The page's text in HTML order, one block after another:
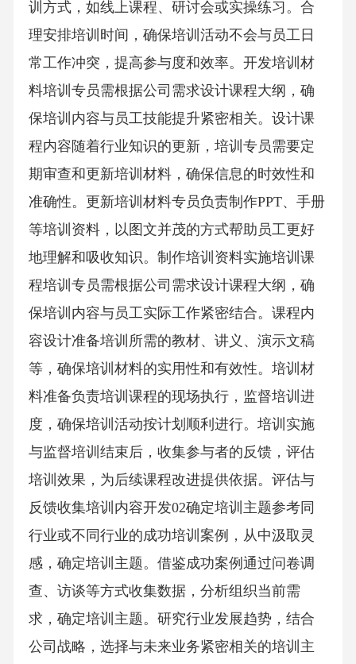
训方式，如线上课程、研讨会或实操练习。合
理安排培训时间，确保培训活动不会与员工日
常工作冲突，提高参与度和效率。开发培训材
料培训专员需根据公司需求设计课程大纲，确
保培训内容与员工技能提升紧密相关。设计课
程内容随着行业知识的更新，培训专员需要定
期审查和更新培训材料，确保信息的时效性和
准确性。更新培训材料专员负责制作PPT、手册
等培训资料，以图文并茂的方式帮助员工更好
地理解和吸收知识。制作培训资料实施培训课
程培训专员需根据公司需求设计课程大纲，确
保培训内容与员工实际工作紧密结合。课程内
容设计准备培训所需的教材、讲义、演示文稿
等，确保培训材料的实用性和有效性。培训材
料准备负责培训课程的现场执行，监督培训进
度，确保培训活动按计划顺利进行。培训实施
与监督培训结束后，收集参与者的反馈，评估
培训效果，为后续课程改进提供依据。评估与
反馈收集培训内容开发02确定培训主题参考同
行业或不同行业的成功培训案例，从中汲取灵
感，确定培训主题。借鉴成功案例通过问卷调
查、访谈等方式收集数据，分析组织当前需
求，确定培训主题。研究行业发展趋势，结合
公司战略，选择与未来业务紧密相关的培训主